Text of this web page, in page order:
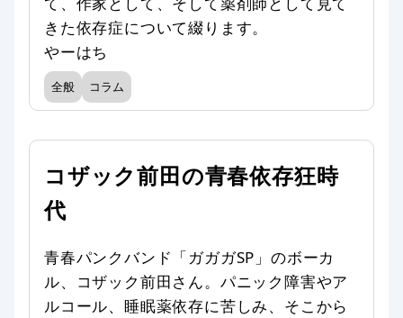
きた依存症について綴ります。
やーはち
全般 コラム
コザック前田の青春依存狂時
代
青春パンクバンド「ガガガSP」のボーカ
ル、コザック前田さん。パニック障害やア
ルコール、睡眠薬依存に苦しみ、そこから